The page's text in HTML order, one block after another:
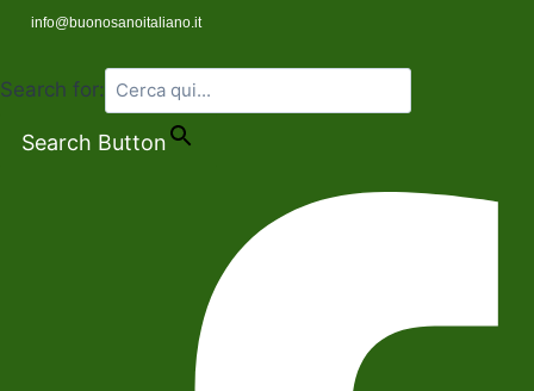
info@buonosanoitaliano.it
Search for:
Search Button